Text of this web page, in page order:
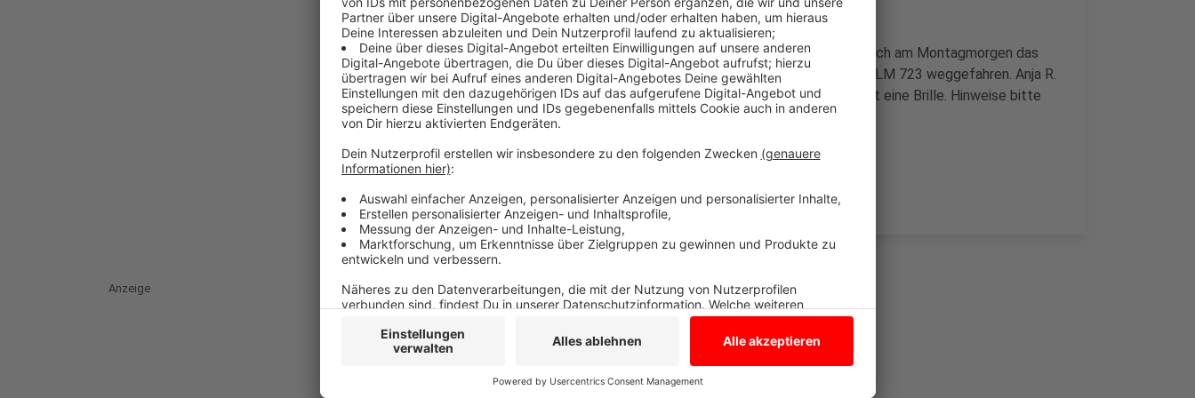
In Salzbergen wird die 54-jährige Anja R. vermisst. Sie hat vermutlich am Montagmorgen das
Haus verlassen und ist mit ihrem blauen Golf mit Kennzeichen EL-LM 723 weggefahren. Anja R.
ist 1,65 bis 1,70 Meter groß. Sie hat langes braunes Haar und trägt eine Brille. Hinweise bitte
an die Polizei Lingen.Tel: 0591 870.Zum Foto der Vermissten.
Anzeige
Anzeige